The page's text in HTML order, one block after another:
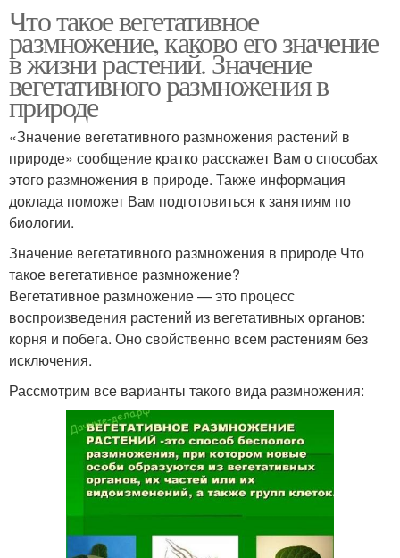
Что такое вегетативное
размножение, каково его значение
в жизни растений. Значение
вегетативного размножения в
природе
«Значение вегетативного размножения растений в
природе» сообщение кратко расскажет Вам о способах
этого размножения в природе. Также информация
доклада поможет Вам подготовиться к занятиям по
биологии.
Значение вегетативного размножения в природе Что
такое вегетативное размножение?
Вегетативное размножение — это процесс
воспроизведения растений из вегетативных органов:
корня и побега. Оно свойственно всем растениям без
исключения.
Рассмотрим все варианты такого вида размножения: